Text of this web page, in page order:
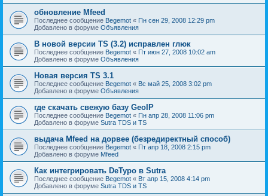
обновление Mfeed
Последнее сообщение Begemot « Пн сен 29, 2008 12:29 pm
Добавлено в форуме Объявления
В новой версии TS (3.2) исправлен глюк
Последнее сообщение Begemot « Пт июн 27, 2008 10:02 am
Добавлено в форуме Объявления
Новая версия TS 3.1
Последнее сообщение Begemot « Вс май 25, 2008 3:02 pm
Добавлено в форуме Объявления
где скачать свежую базу GeoIP
Последнее сообщение Begemot « Пн апр 28, 2008 11:06 pm
Добавлено в форуме Sutra TDS и TS
выдача Mfeed на дорвее (безредиректный способ)
Последнее сообщение Begemot « Пт апр 18, 2008 2:15 pm
Добавлено в форуме Mfeed
Как интегрировать DeTypo в Sutra
Последнее сообщение Begemot « Вт апр 15, 2008 4:14 pm
Добавлено в форуме Sutra TDS и TS